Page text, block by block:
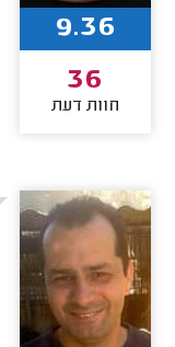
9.36
36
חוות דעת